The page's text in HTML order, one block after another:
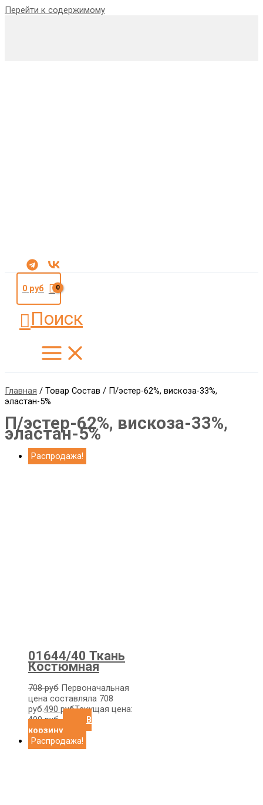
Перейти к содержимому
0руб
Поиск
Главная / Товар Состав / П/эстер-62%, вискоза-33%,
эластан-5%
П/эстер-62%, вискоза-33%,
эластан-5%
Распродажа!
01644/40 Ткань
Костюмная
708руб Первоначальная
цена составляла 708
руб.490 рубТекущая цена:
490 руб.
В
корзину
Распродажа!